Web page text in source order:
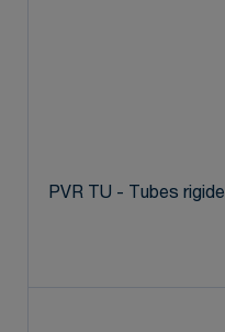
PVR TU - Tubes